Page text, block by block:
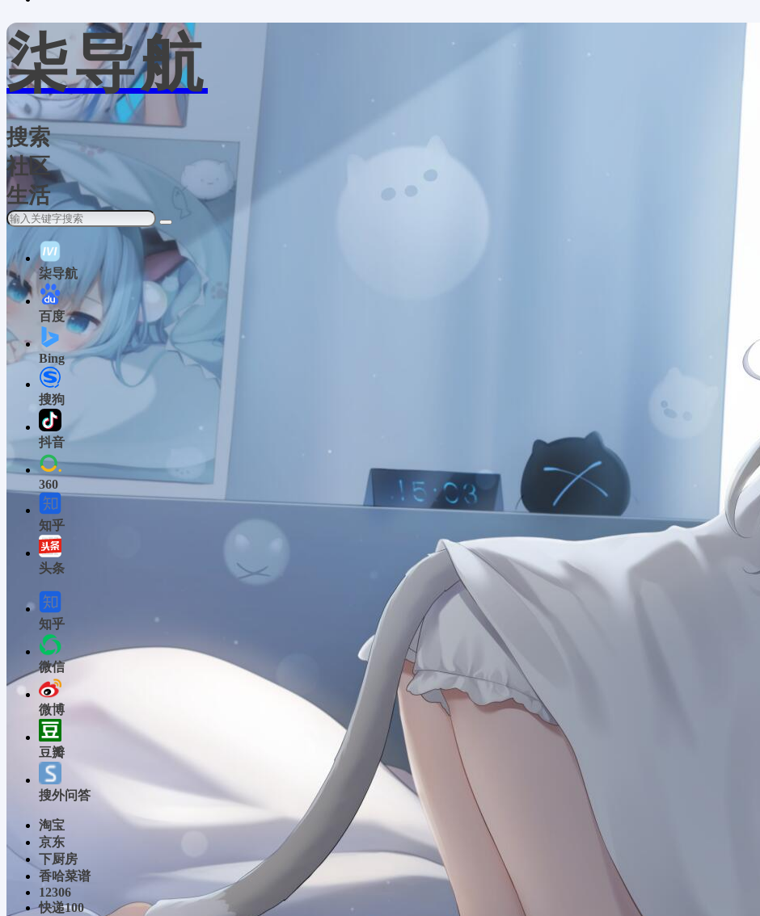
柒导航
搜索
社区
生活
柒导航
百度
Bing
搜狗
抖音
360
知乎
头条
知乎
微信
微博
豆瓣
搜外问答
淘宝
京东
下厨房
香哈菜谱
12306
快递100